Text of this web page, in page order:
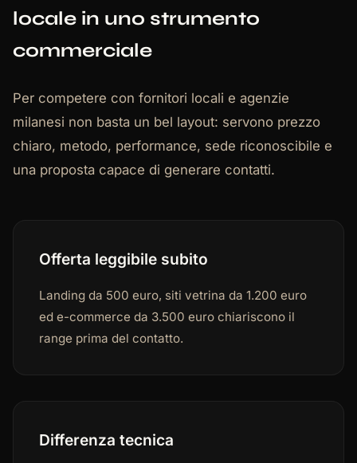
locale in uno strumento
commerciale
Per competere con fornitori locali e agenzie
milanesi non basta un bel layout: servono prezzo
chiaro, metodo, performance, sede riconoscibile e
una proposta capace di generare contatti.
Offerta leggibile subito
Landing da 500 euro, siti vetrina da 1.200 euro
ed e-commerce da 3.500 euro chiariscono il
range prima del contatto.
Differenza tecnica